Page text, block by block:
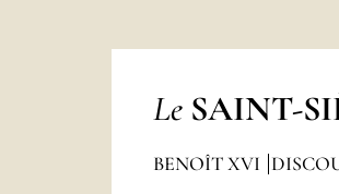
Le SAINT-
BENOÎT XVI